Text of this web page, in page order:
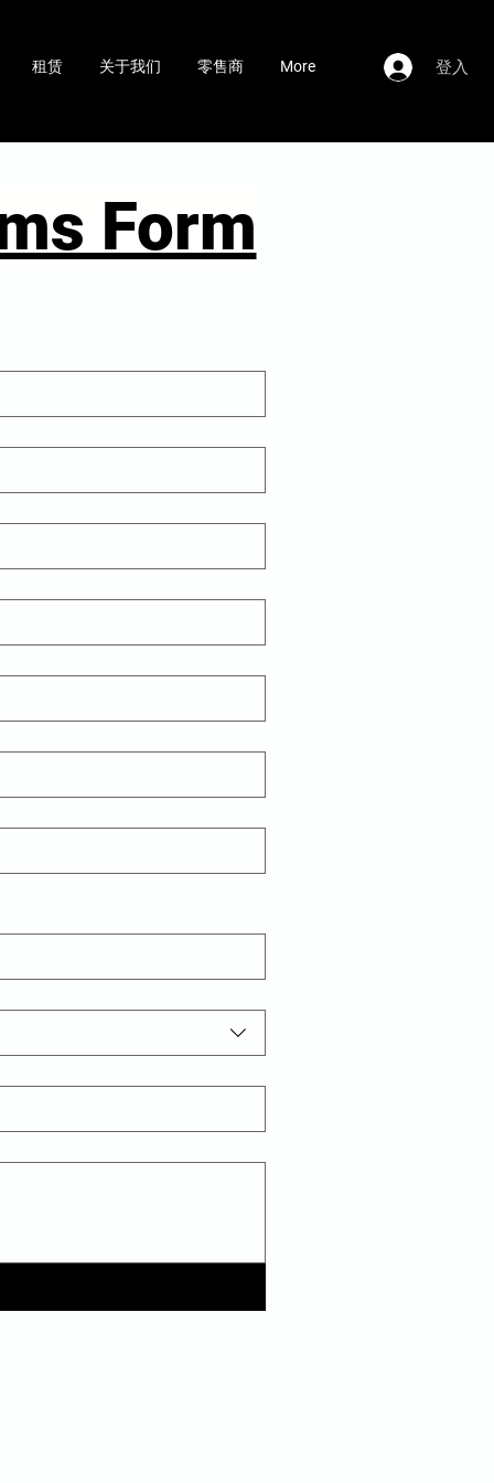
租赁 关于我们 零售商 More 登入
Form